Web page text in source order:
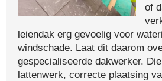
of
leiendak erg gevoelig voor
windschade. Laat dit daarom
gespecialiseerde dakwerker.
lattenwerk, correcte plaatsing